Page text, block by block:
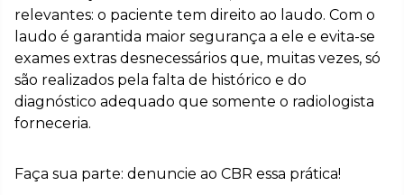
relevantes: o paciente tem direito ao laudo. Com o
laudo é garantida maior segurança a ele e evita-se
exames extras desnecessários que, muitas vezes, só
são realizados pela falta de histórico e do
diagnóstico adequado que somente o radiologista
forneceria.
Faça sua parte: denuncie ao CBR essa prática!